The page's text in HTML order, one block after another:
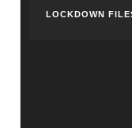
LOCKDOWN